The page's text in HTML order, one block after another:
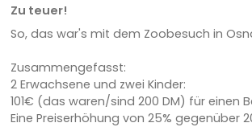
Zu teuer!
So, das war's mit dem Zoobesuch in
Zusammengefasst:
2 Erwachsene und zwei Kinder:
101€ (das waren/sind 200 DM) für einen
Eine Preiserhöhung von 25% gegenüber